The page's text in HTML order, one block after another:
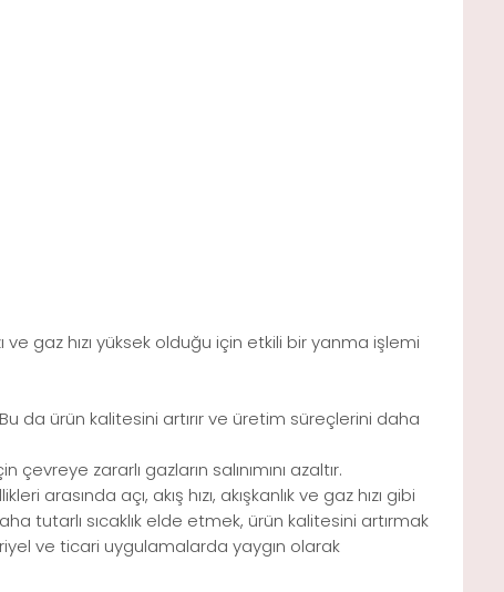
gaz hızı yüksek olduğu için etkili bir yanma işlemi
da ürün kalitesini artırır ve üretim süreçlerini daha
zararlı gazların salınımını azaltır.
arasında açı, akış hızı, akışkanlık ve gaz hızı gibi
tutarlı sıcaklık elde etmek, ürün kalitesini artırmak
ve ticari uygulamalarda yaygın olarak